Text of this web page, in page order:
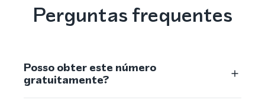
Perguntas frequentes
Posso obter este número
gratuitamente?